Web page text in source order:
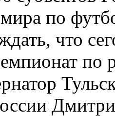
по
что
по